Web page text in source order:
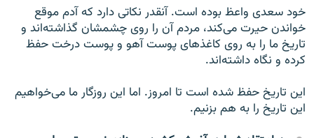
خود سعدی واعظ بوده است. آنقدر نکاتی دارد که آدم موقع
خواندن حیرت می‌کند، مردم آن را روی چشمشان گذاشته‌اند و
تاریخ ما را به روی کاغذهای پوست آهو و پوست درخت حفظ
کرده و نگاه داشته‌اند.
این تاریخ حفظ شده است تا امروز. اما این روزگار ما می‌خواهیم
این تاریخ را به هم بزنیم.